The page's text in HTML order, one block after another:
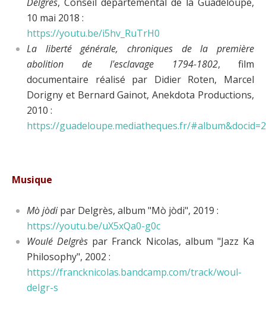
10 mai 2018 :
https://youtu.be/i5hv_RuTrH0
La liberté générale, chroniques de la première
abolition de l'esclavage 1794-1802, film
documentaire réalisé par Didier Roten, Marcel
Dorigny et Bernard Gainot, Anekdota Productions,
2010 :
https://guadeloupe.mediatheques.fr/
Musique
Mò jòdipar Delgrès, album "Mò jòdi", 2019 :
https://youtu.be/uX5xQa0-g0c
Woulé Delgrès par Franck Nicolas, album "Jazz Ka
Philosophy", 2002 :
https://francknicolas.bandcamp.com/track/woul-
delgr-s